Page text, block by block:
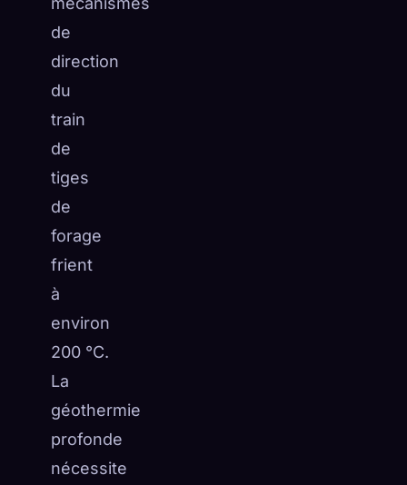
de
direction
du
train
de
tiges
de
forage
frient
à
environ
200 °C.
La
géothermie
profonde
nécessite